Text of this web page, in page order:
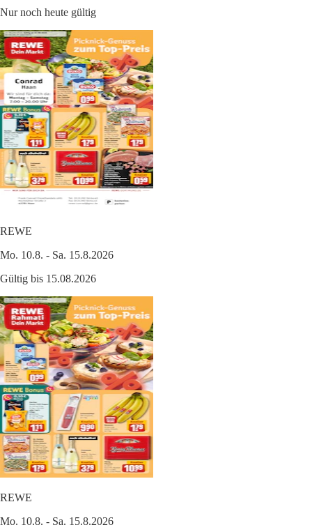
Nur noch heute gültig
REWE
Mo. 10.8. - Sa. 15.8.2026
Gültig bis 15.08.2026
REWE
Mo. 10.8. - Sa. 15.8.2026